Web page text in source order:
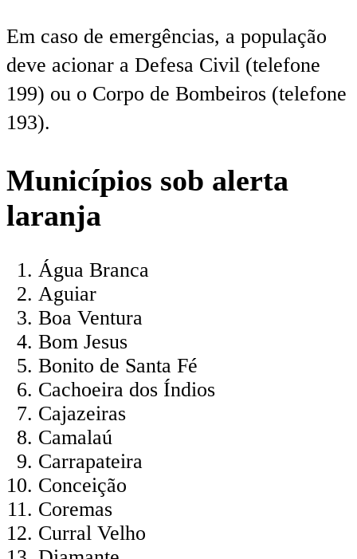
Em caso de emergências, a população
deve acionar a Defesa Civil (telefone
199) ou o Corpo de Bombeiros (telefone
193).
Municípios sob alerta
laranja
Água Branca
Aguiar
Boa Ventura
Bom Jesus
Bonito de Santa Fé
Cachoeira dos Índios
Cajazeiras
Camalaú
Carrapateira
Conceição
Coremas
Curral Velho